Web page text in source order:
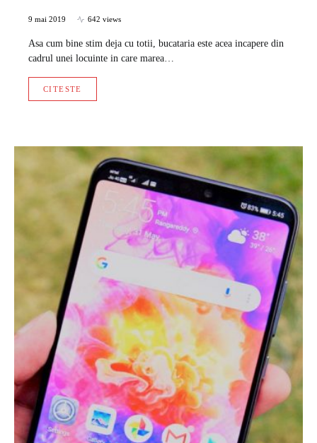
9 mai 2019 642 views
Asa cum bine stim deja cu totii, bucataria este acea incapere din
cadrul unei locuinte in care marea…
CITESTE